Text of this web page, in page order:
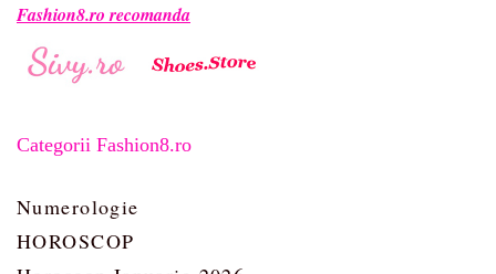
Fashion8.ro recomanda
Categorii Fashion8.ro
Numerologie
HOROSCOP